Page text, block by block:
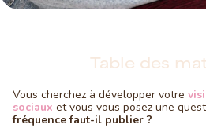
Table des
Vous cherchez à développer votre
sociaux et vous vous posez une
fréquence faut-il publier ?